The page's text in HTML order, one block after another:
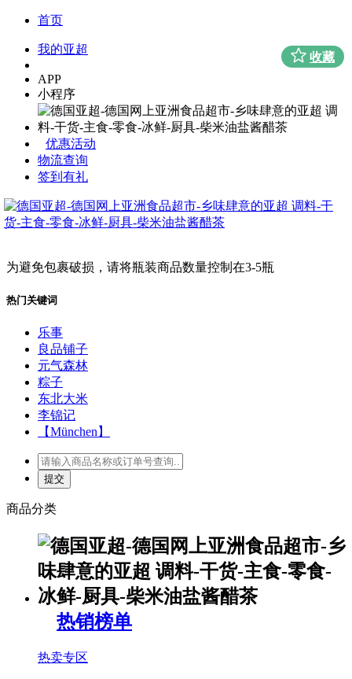
首页
我的亚超
APP
小程序
优惠活动
物流查询
签到有礼
为避免包裹破损，请将瓶装商品数量控制在3-5瓶
热门关键词
乐事
良品铺子
元气森林
粽子
东北大米
李锦记
【München】
商品分类
热销榜单
热卖专区
收藏